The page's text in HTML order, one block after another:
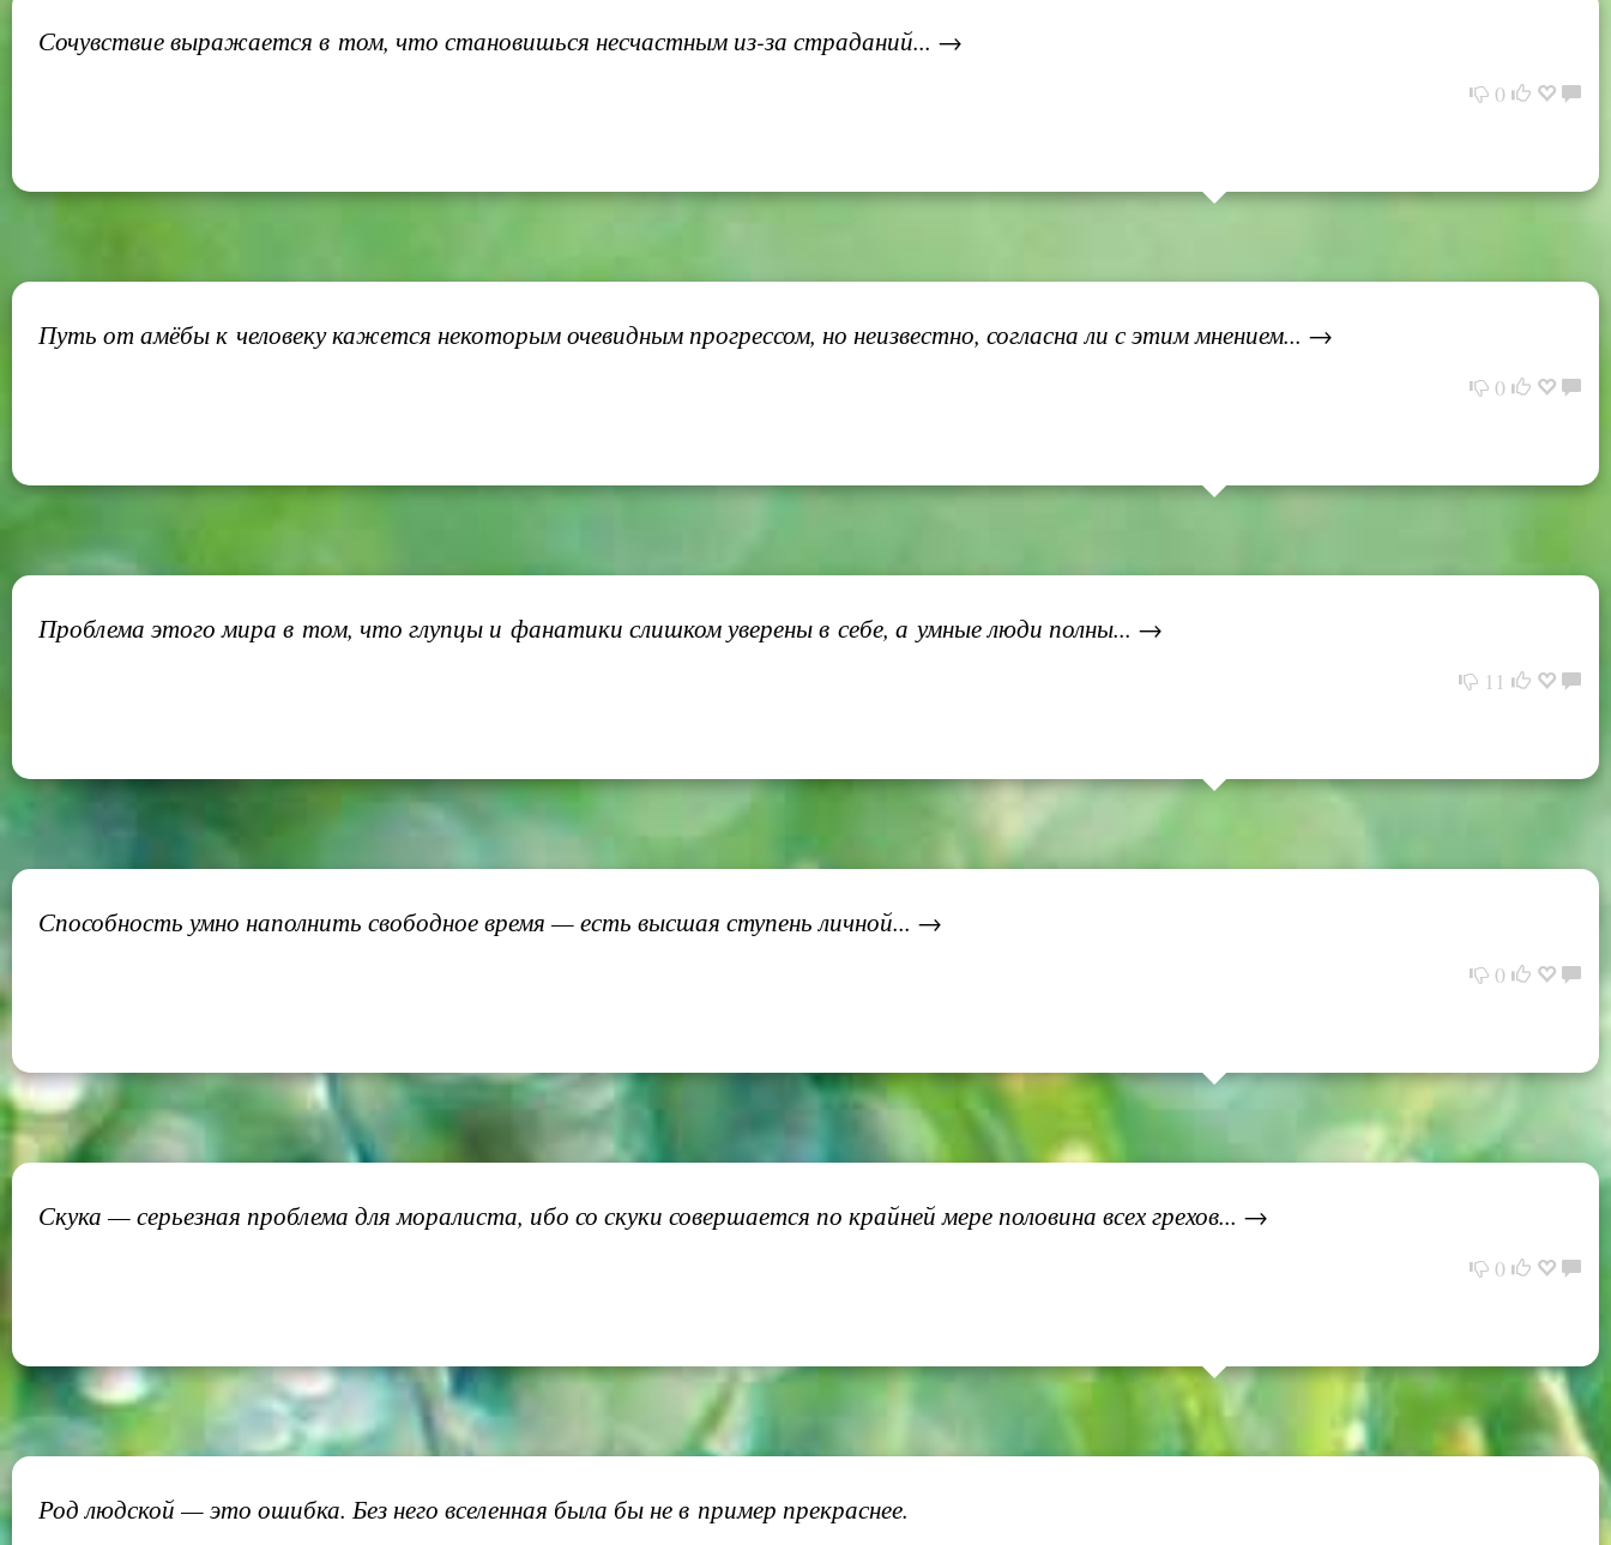
Сочувствие выражается в том, что становишься несчастным из-за страданий... →
0
Путь от амёбы к человеку кажется некоторым очевидным прогрессом, но неизвестно, согласна ли с этим мнением... →
0
Проблема этого мира в том, что глупцы и фанатики слишком уверены в себе, а умные люди полны... →
11
Способность умно наполнить свободное время — есть высшая ступень личной... →
0
Скука — серьезная проблема для моралиста, ибо со скуки совершается по крайней мере половина всех грехов... →
0
Род людской — это ошибка. Без него вселенная была бы не в пример прекраснее.